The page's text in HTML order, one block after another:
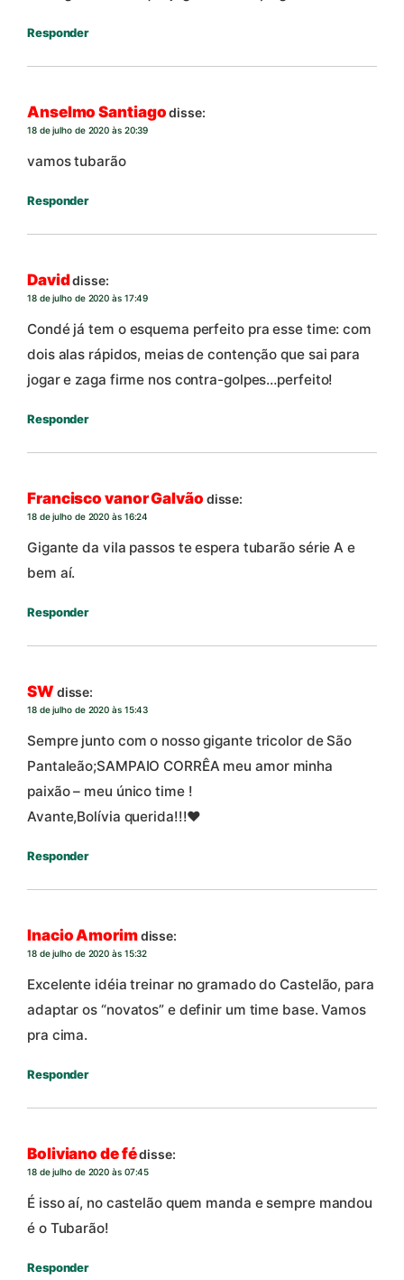
Responder
Anselmo Santiagodisse:
18 de julho de 2020 às 20:39
vamos tubarão
Responder
Daviddisse:
18 de julho de 2020 às 17:49
Condé já tem o esquema perfeito pra esse time: com
dois alas rápidos, meias de contenção que sai para
jogar e zaga firme nos contra-golpes…perfeito!
Responder
Francisco vanor Galvão disse:
18 de julho de 2020 às 16:24
Gigante da vila passos te espera tubarão série A e
bem aí.
Responder
SWdisse:
18 de julho de 2020 às 15:43
Sempre junto com o nosso gigante tricolor de São
Pantaleão;SAMPAIO CORRÊA meu amor minha
paixão – meu único time !
Avante,Bolívia querida!!!❤
Responder
Inacio Amorimdisse:
18 de julho de 2020 às 15:32
Excelente idéia treinar no gramado do Castelão, para
adaptar os “novatos” e definir um time base. Vamos
pra cima.
Responder
Boliviano de fédisse:
18 de julho de 2020 às 07:45
É isso aí, no castelão quem manda e sempre mandou
é o Tubarão!
Responder